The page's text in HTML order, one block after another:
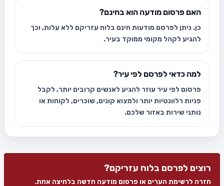
האם פרסום מודעה הוא בחינם?
כן. ניתן לפרסם מודעות חינם בלוח עזריקם ללא עלות, וכך
להגיע לקהל מקומי ממוקד בעיר.
למה כדאי לפרסם לפי עיר?
פרסום לפי עיר עוזר להגיע לאנשים קרובים יותר, לקבל
פניות רלוונטיות יותר ולמצוא קונים, שוכרים, לקוחות או
נותני שירות באזור שלכם.
רוצים לפרסם בלוח עזריקם?
חזרה לרשימת הערים או פרסום מודעה חדשה בלחיצה אחת.